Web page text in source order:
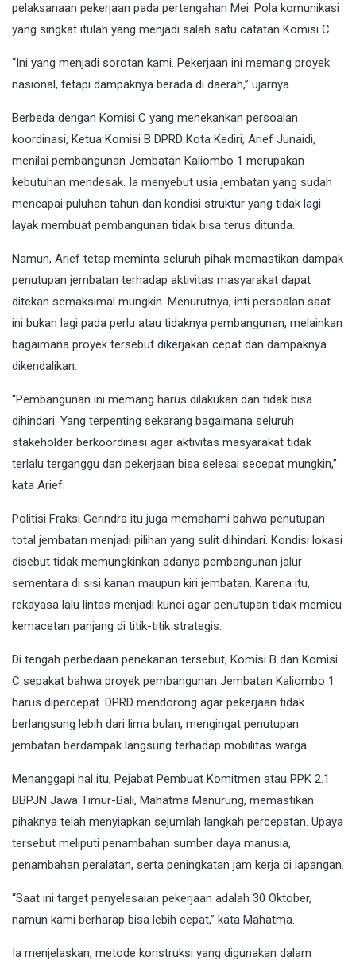
pelaksanaan pekerjaan pada pertengahan Mei. Pola komunikasi
yang singkat itulah yang menjadi salah satu catatan Komisi C.
“Ini yang menjadi sorotan kami. Pekerjaan ini memang proyek
nasional, tetapi dampaknya berada di daerah,” ujarnya.
Berbeda dengan Komisi C yang menekankan persoalan
koordinasi, Ketua Komisi B DPRD Kota Kediri, Arief Junaidi,
menilai pembangunan Jembatan Kaliombo 1 merupakan
kebutuhan mendesak. Ia menyebut usia jembatan yang sudah
mencapai puluhan tahun dan kondisi struktur yang tidak lagi
layak membuat pembangunan tidak bisa terus ditunda.
Namun, Arief tetap meminta seluruh pihak memastikan dampak
penutupan jembatan terhadap aktivitas masyarakat dapat
ditekan semaksimal mungkin. Menurutnya, inti persoalan saat
ini bukan lagi pada perlu atau tidaknya pembangunan, melainkan
bagaimana proyek tersebut dikerjakan cepat dan dampaknya
dikendalikan.
“Pembangunan ini memang harus dilakukan dan tidak bisa
dihindari. Yang terpenting sekarang bagaimana seluruh
stakeholder berkoordinasi agar aktivitas masyarakat tidak
terlalu terganggu dan pekerjaan bisa selesai secepat mungkin,”
kata Arief.
Politisi Fraksi Gerindra itu juga memahami bahwa penutupan
total jembatan menjadi pilihan yang sulit dihindari. Kondisi lokasi
disebut tidak memungkinkan adanya pembangunan jalur
sementara di sisi kanan maupun kiri jembatan. Karena itu,
rekayasa lalu lintas menjadi kunci agar penutupan tidak memicu
kemacetan panjang di titik-titik strategis.
Di tengah perbedaan penekanan tersebut, Komisi B dan Komisi
C sepakat bahwa proyek pembangunan Jembatan Kaliombo 1
harus dipercepat. DPRD mendorong agar pekerjaan tidak
berlangsung lebih dari lima bulan, mengingat penutupan
jembatan berdampak langsung terhadap mobilitas warga.
Menanggapi hal itu, Pejabat Pembuat Komitmen atau PPK 2.1
BBPJN Jawa Timur-Bali, Mahatma Manurung, memastikan
pihaknya telah menyiapkan sejumlah langkah percepatan. Upaya
tersebut meliputi penambahan sumber daya manusia,
penambahan peralatan, serta peningkatan jam kerja di lapangan.
“Saat ini target penyelesaian pekerjaan adalah 30 Oktober,
namun kami berharap bisa lebih cepat,” kata Mahatma.
Ia menjelaskan, metode konstruksi yang digunakan dalam